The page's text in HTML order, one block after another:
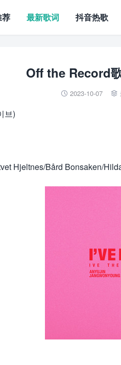
荐 最新歌词 抖音热歌
Off the Record
 2023-10-07 
브)
Hjeltnes/Bård Bonsaken/